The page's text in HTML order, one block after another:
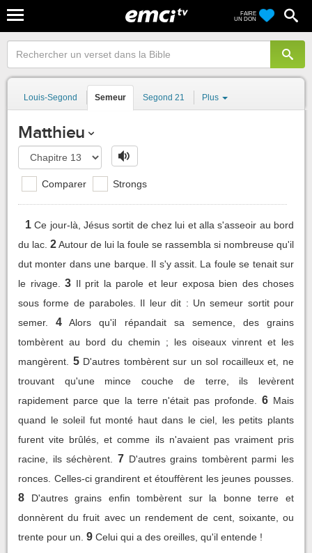
FAIRE
UN DON
Louis-Segond Semeur Segond 21 Plus
Matthieu
Comparer Strongs
1 Ce jour-là, Jésus sortit de chez lui et alla s'asseoir au bord
du lac. 2Autour de lui la foule se rassembla si nombreuse qu'il
dut monter dans une barque. Il s'y assit. La foule se tenait sur
le rivage.
3 Il prit la parole et leur exposa bien des choses
sous forme de paraboles. Il leur dit : Un semeur sortit pour
semer.
4
Alors qu'il répandait sa semence, des grains
tombèrent au bord du chemin ; les oiseaux vinrent et les
mangèrent.
5 D'autres tombèrent sur un sol rocailleux et, ne
trouvant qu'une mince couche de terre, ils levèrent
rapidement parce que la terre n'était pas profonde.
6 Mais
quand le soleil fut monté haut dans le ciel, les petits plants
furent vite brûlés, et comme ils n'avaient pas vraiment pris
racine, ils séchèrent.
7 D'autres grains tombèrent parmi les
ronces. Celles-ci grandirent et étouffèrent les jeunes pousses.
8
D'autres grains enfin tombèrent sur la bonne terre et
donnèrent du fruit avec un rendement de cent, soixante, ou
trente pour un. 9 Celui qui a des oreilles, qu'il entende !